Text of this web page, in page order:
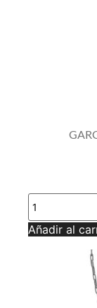
ESLABÓN
B.O.A/CZ
cantidad
Añadir al